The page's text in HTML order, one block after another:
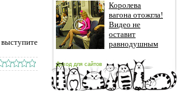
Королева
вагона отожгла!
Видео не
оставит
равнодушным
Доход для сайтов